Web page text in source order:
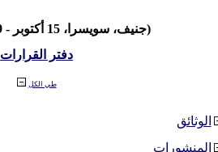
(جنيف، سويسرا، 15 أكتوبر - 19 أكتوبر 2007)
دفتر القرارات
طي الكل
الوثائق
المنشورات